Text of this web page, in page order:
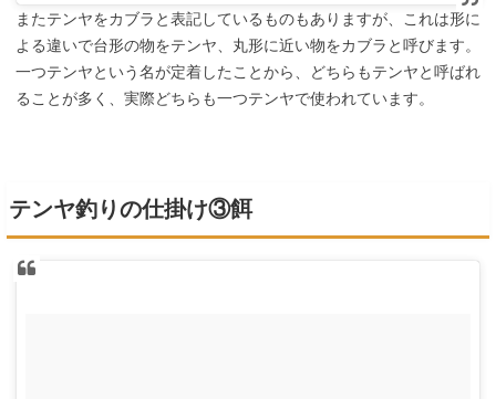
またテンヤをカブラと表記しているものもありますが、これは形に
よる違いで台形の物をテンヤ、丸形に近い物をカブラと呼びます。
一つテンヤという名が定着したことから、どちらもテンヤと呼ばれ
ることが多く、実際どちらも一つテンヤで使われています。
テンヤ釣りの仕掛け③餌